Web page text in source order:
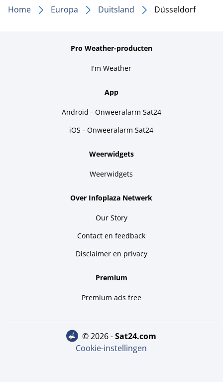
Home Europa Duitsland Düsseldorf
Pro Weather-producten
I'm Weather
App
Android - Onweeralarm Sat24
iOS - Onweeralarm Sat24
Weerwidgets
Weerwidgets
Over Infoplaza Netwerk
Our Story
Contact en feedback
Disclaimer en privacy
Premium
Premium ads free
© 2026 - sat24.com
Cookie-instellingen